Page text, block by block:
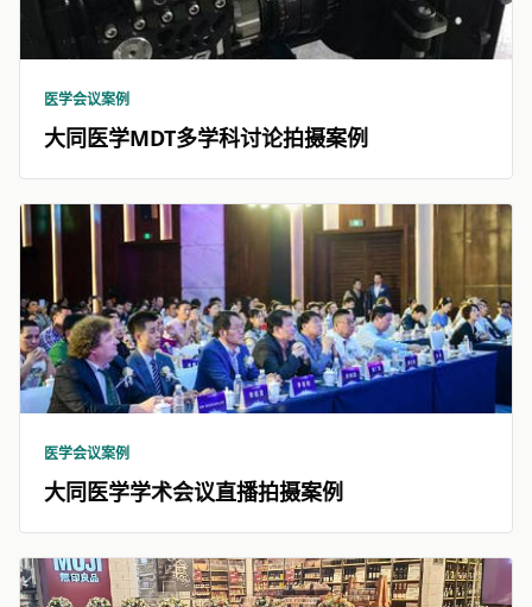
医学会议案例
大同医学MDT多学科讨论拍摄案例
医学会议案例
大同医学学术会议直播拍摄案例